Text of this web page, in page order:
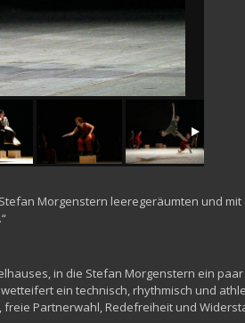
Morgenstern leeregeräumten und
in die Stefan Morgenstern ein
ein technisch, rhythmisch und
Partnerwahl, Redefreiheit und